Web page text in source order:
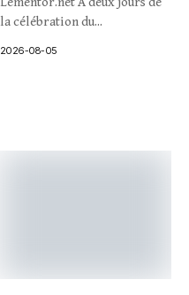
la célébration du...
2026-08-05